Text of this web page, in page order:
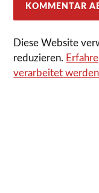
Diese Website
reduzieren.
verarbeitet